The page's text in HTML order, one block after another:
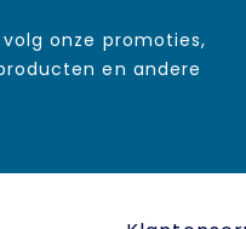
onze promoties,
en andere